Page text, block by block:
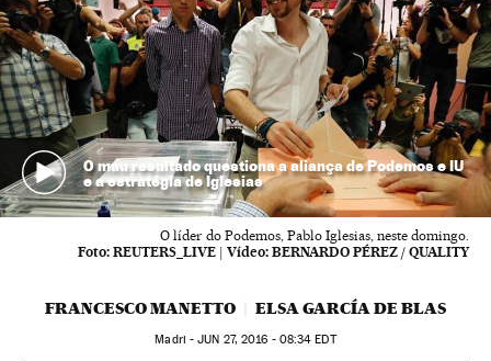
O mau resultado questiona a aliança de Podemos e IU
e a estratégia de Iglesias
O líder do Podemos, Pablo Iglesias, neste domingo.
Foto: REUTERS_LIVE | Vídeo: BERNARDO PÉREZ / QUALITY
FRANCESCO MANETTO ELSA GARCÍA DE BLAS
Madri -JUN 27, 2016 - 08:34 EDT